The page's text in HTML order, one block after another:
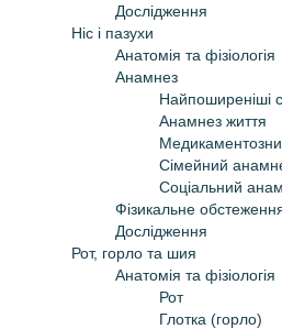
Дослідження
Ніс і пазухи
Анатомія та фізіологія
Анамнез
Найпоширеніші
Анамнез життя
Сімейний
Соціальний
Фізикальне
Дослідження
Рот, горло та шия
Анатомія та фізіологія
Рот
Глотка (горло)